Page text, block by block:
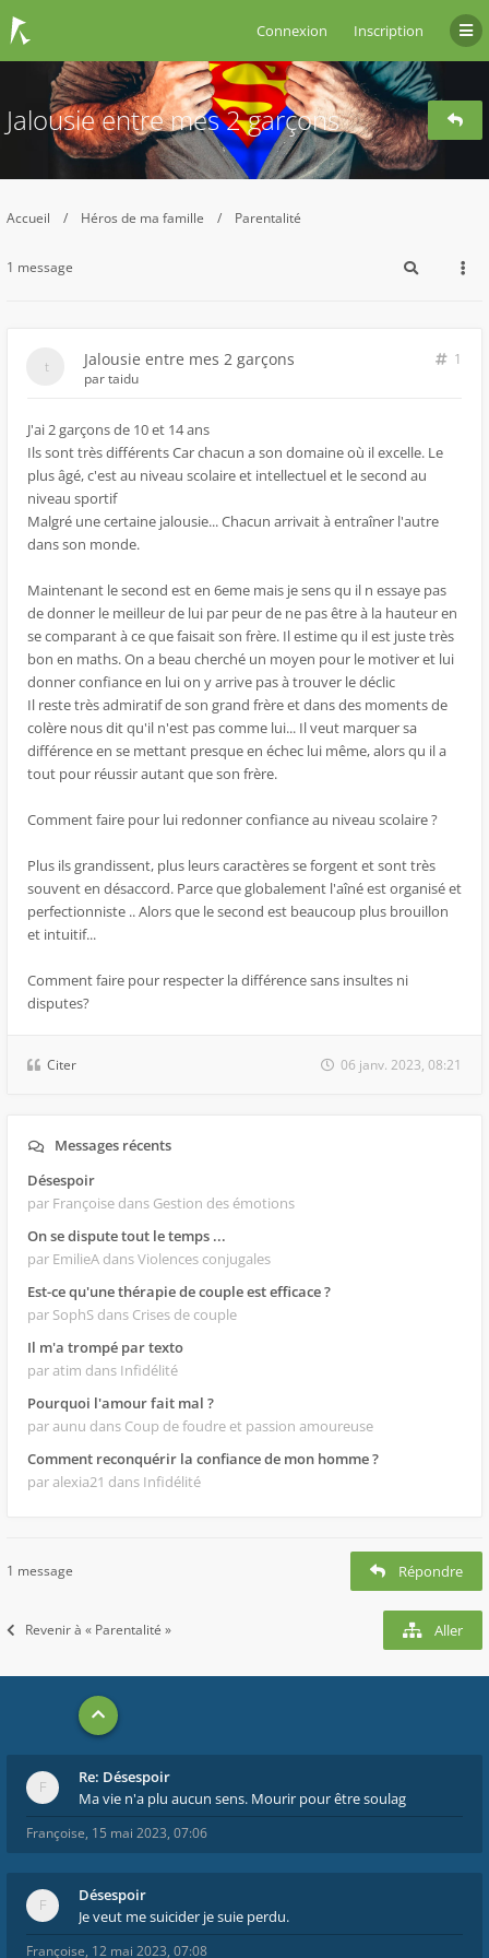
Connexion Inscription
Jalousie entre mes 2 garçons
Accueil Héros de ma famille Parentalité
1 message
Jalousie entre mes 2 garçons
1
partaidu
J'ai 2 garçons de 10 et 14 ans
Ils sont très différents Car chacun a son domaine où il excelle. Le
plus âgé, c'est au niveau scolaire et intellectuel et le second au
niveau sportif
Malgré une certaine jalousie... Chacun arrivait à entraîner l'autre
dans son monde.
Maintenant le second est en 6eme mais je sens qu il n essaye pas
de donner le meilleur de lui par peur de ne pas être à la hauteur en
se comparant à ce que faisait son frère. Il estime qu il est juste très
bon en maths. On a beau cherché un moyen pour le motiver et lui
donner confiance en lui on y arrive pas à trouver le déclic
Il reste très admiratif de son grand frère et dans des moments de
colère nous dit qu'il n'est pas comme lui... Il veut marquer sa
différence en se mettant presque en échec lui même, alors qu il a
tout pour réussir autant que son frère.
Comment faire pour lui redonner confiance au niveau scolaire ?
Plus ils grandissent, plus leurs caractères se forgent et sont très
souvent en désaccord. Parce que globalement l'aîné est organisé et
perfectionniste .. Alors que le second est beaucoup plus brouillon
et intuitif...
Comment faire pour respecter la différence sans insultes ni
disputes?
Citer 06 janv. 2023, 08:21
Messages récents
Désespoir
par Françoise dans Gestion des émotions
On se dispute tout le temps ...
par EmilieA dans Violences conjugales
Est-ce qu'une thérapie de couple est efficace ?
par SophS dans Crises de couple
Il m'a trompé par texto
par atim dans Infidélité
Pourquoi l'amour fait mal ?
par aunu dans Coup de foudre et passion amoureuse
Comment reconquérir la confiance de mon homme ?
par alexia21 dans Infidélité
1 message Répondre
Revenir à « Parentalité » Aller
Re: Désespoir
Ma vie n'a plu aucun sens. Mourir pour être soulag
Françoise, 15 mai 2023, 07:06
Désespoir
Je veut me suicider je suie perdu.
Françoise, 12 mai 2023, 07:08